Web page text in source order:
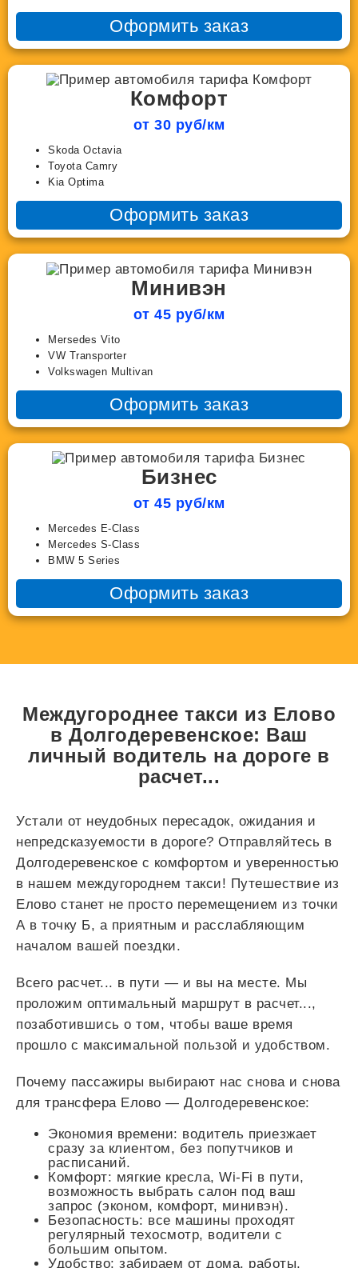
Оформить заказ
Комфорт
от 30 руб/км
Skoda Octavia
Toyota Camry
Kia Optima
Оформить заказ
Минивэн
от 45 руб/км
Mersedes Vito
VW Transporter
Volkswagen Multivan
Оформить заказ
Бизнес
от 45 руб/км
Mercedes E-Class
Mercedes S-Class
BMW 5 Series
Оформить заказ
Междугороднее такси из Елово
в Долгодеревенское: Ваш
личный водитель на дороге в
расчет...
Устали от неудобных пересадок, ожидания и
непредсказуемости в дороге? Отправляйтесь в
Долгодеревенское с комфортом и уверенностью
в нашем междугороднем такси! Путешествие из
Елово станет не просто перемещением из точки
А в точку Б, а приятным и расслабляющим
началом вашей поездки.
Всего расчет... в пути — и вы на месте. Мы
проложим оптимальный маршрут в расчет...,
позаботившись о том, чтобы ваше время
прошло с максимальной пользой и удобством.
Почему пассажиры выбирают нас снова и снова
для трансфера Елово — Долгодеревенское:
Экономия времени: водитель приезжает
сразу за клиентом, без попутчиков и
расписаний.
Комфорт: мягкие кресла, Wi-Fi в пути,
возможность выбрать салон под ваш
запрос (эконом, комфорт, минивэн).
Безопасность: все машины проходят
регулярный техосмотр, водители с
большим опытом.
Удобство: забираем от дома, работы,